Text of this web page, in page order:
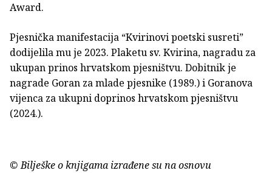
Award.
Pjesnička manifestacija “Kvirinovi poetski susreti”
dodijelila mu je 2023. Plaketu sv. Kvirina, nagradu za
ukupan prinos hrvatskom pjesništvu. Dobitnik je
nagrade Goran za mlade pjesnike (1989.) i Goranova
vijenca za ukupni doprinos hrvatskom pjesništvu
(2024.).
© Bilješke o knjigama izrađene su na osnovu